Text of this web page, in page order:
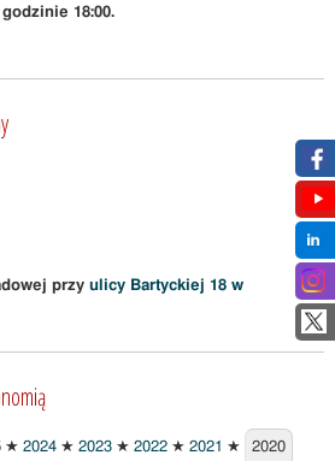
18:00.
przy ulicy Bartyckiej 18 w
★ 2024 ★ 2023 ★ 2022 ★ 2021 ★
2020